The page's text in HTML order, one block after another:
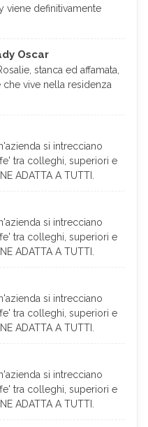
viene definitivamente
Oscar
stanca ed affamata,
vive nella residenza
si intrecciano
tra colleghi, superiori e
ADATTA A TUTTI.
si intrecciano
tra colleghi, superiori e
ADATTA A TUTTI.
si intrecciano
tra colleghi, superiori e
ADATTA A TUTTI.
si intrecciano
tra colleghi, superiori e
ADATTA A TUTTI.